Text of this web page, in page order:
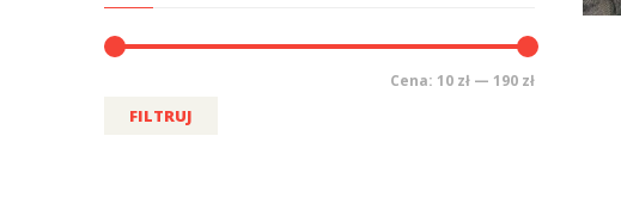
FILTRUJ
Cena: 10 zł — 190 zł